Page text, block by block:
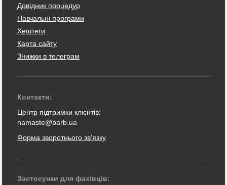
Довідник процедур
Навчальні програми
Хештеги
Карта сайту
Знижки в телеграм
Контакти:
Центр підтримки клієнтів:
namaste@barb.ua
Форма зворотнього зв'язку
Застосунки для фахівців: